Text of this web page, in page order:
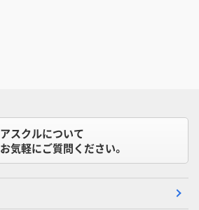
アスクルについて
お気軽にご質問ください。